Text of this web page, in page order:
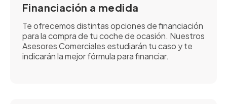
Financiación a medida
Te ofrecemos distintas opciones de financiación
para la compra de tu coche de ocasión. Nuestros
Asesores Comerciales estudiarán tu caso y te
indicarán la mejor fórmula para financiar.